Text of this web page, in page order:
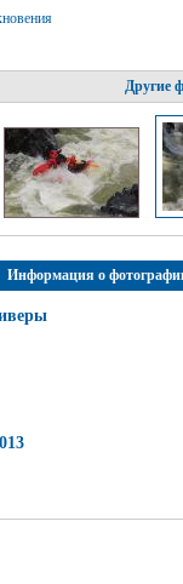
Другие
Информация о